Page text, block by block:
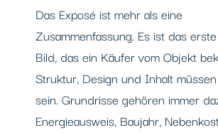
Das Exposé ist mehr als eine
Zusammenfassung. Es ist das
Bild, das ein Käufer vom Objekt
Struktur, Design und Inhalt
sein. Grundrisse gehören immer
Energieausweis, Baujahr,